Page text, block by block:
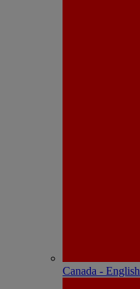
Canada - English